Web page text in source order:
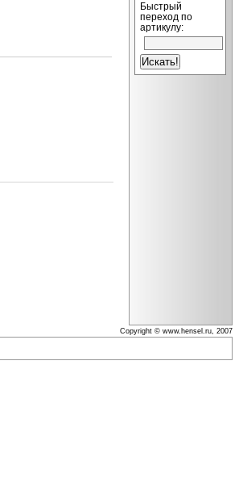
Быстрый
переход по
артикулу:
Copyright © www.hensel.ru, 2007